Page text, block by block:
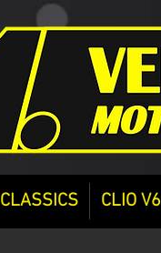
CLASSICS CLIO V6